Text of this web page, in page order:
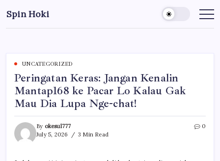
to
content
Spin Hoki
Rasakan
bermain
menang
tampilan
memukau,
dan
pengalaman
bermain
kapan
saja.
UNCATEGORIZED
Peringatan Keras: Jangan Kenalin
Mantap168 ke Pacar Lo Kalau Gak
Mau Dia Lupa Nge-chat!
By okesul777
July 5, 2026
3 Min Read
0